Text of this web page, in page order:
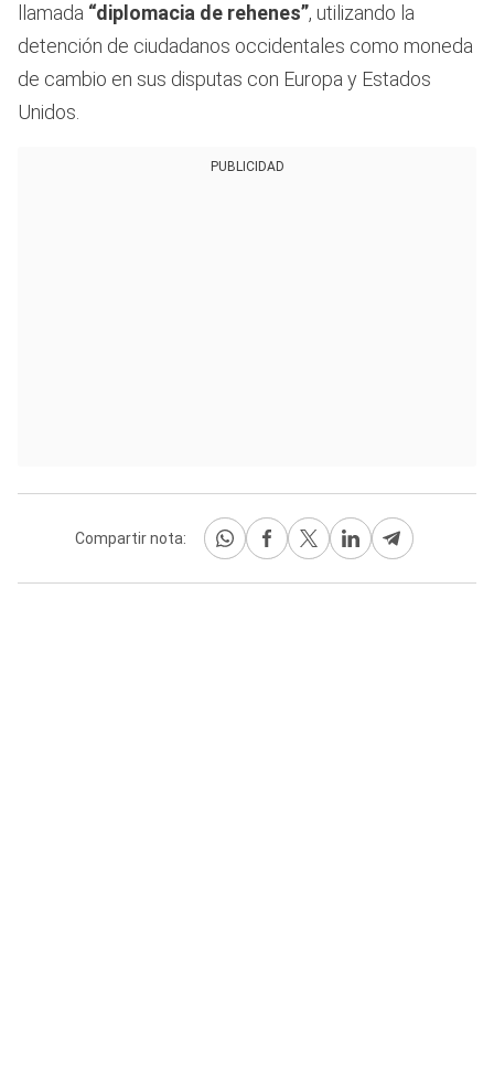
llamada “diplomacia de rehenes”, utilizando la
detención de ciudadanos occidentales como moneda
de cambio en sus disputas con Europa y Estados
Unidos.
PUBLICIDAD
Compartir nota: